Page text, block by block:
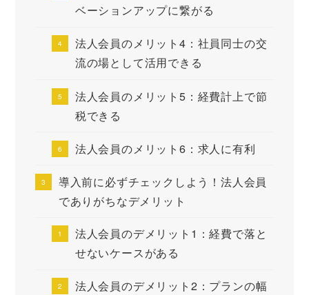
ベーションアップに繋がる
法人会員のメリット4：社員同士の交
流の場として活用できる
法人会員のメリット5：経費計上で節
税できる
法人会員のメリット6：求人に有利
導入前に必ずチェックしよう！法人会員
でありがちなデメリット
法人会員のデメリット1：経費で落と
せないケースがある
法人会員のデメリット2：プランの幅